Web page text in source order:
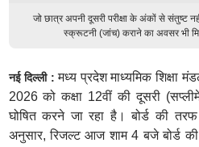
जो छात्र अपनी दूसरी परीक्षा के अंकों से संतुष्ट
स्क्रूटनी (जांच) कराने का अवसर भी
नई दिल्ली : मध्य प्रदेश माध्यमिक शिक्षा
2026 को कक्षा 12वीं की दूसरी
घोषित करने जा रहा है। बोर्ड की
अनुसार, रिजल्ट आज शाम 4 बजे बोर्ड